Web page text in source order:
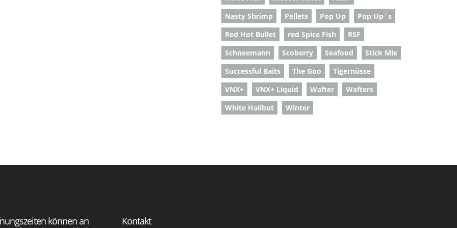
Nasty Shrimp
Pellets Pop Up
Pop Up`s
Red Hot Bullet
red Spice Fish
RSF
Schneemann
Scoberry Seafood
Stick Mix
Successful Baits
The Goo
Tigernüsse
VNX+
VNX+ Liquid Wafter
Wafters
White Halibut
Winter
können an
Kontakt